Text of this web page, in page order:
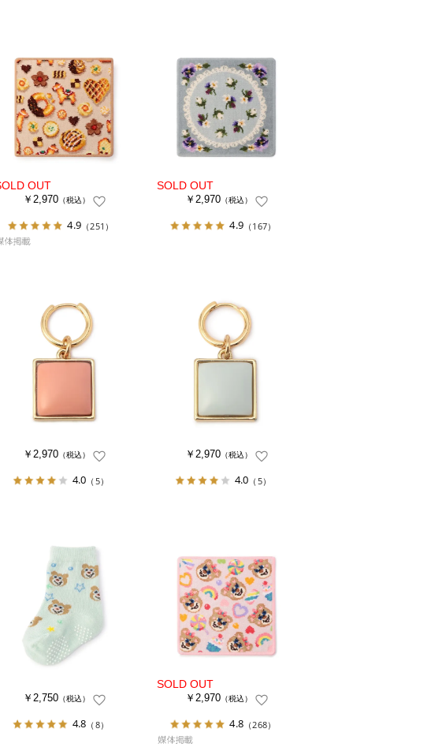
￥2,970（税込）
4.9 （251）
￥2,970（税込）
4.9 （167）
￥2,970（税込）
4.0 （5）
￥2,970（税込）
4.0 （5）
￥2,750（税込）
4.8 （8）
￥2,970（税込）
4.8 （268）